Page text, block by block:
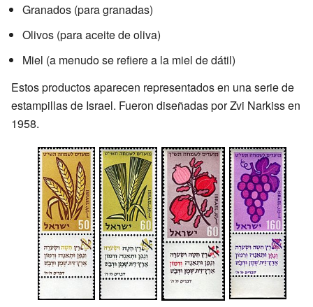
Granados (para granadas)
Olivos (para aceite de oliva)
Miel (a menudo se refiere a la miel de dátil)
Estos productos aparecen representados en una serie de
estampillas de Israel. Fueron diseñadas por Zvi Narkiss en
1958.